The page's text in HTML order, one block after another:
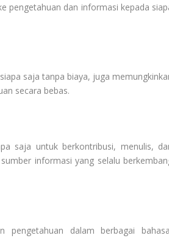
pengetahuan dan informasi kepada
saja tanpa biaya, juga
secara bebas.
saja untuk berkontribusi, menulis,
informasi yang selalu
pengetahuan dalam berbagai